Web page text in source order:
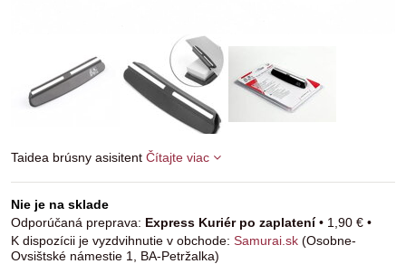
Taidea brúsny asisitent Čítajte viac
Nie je na sklade
Express Kuriér po zaplatení• 1,90 € •
Samurai.sk (Osobne-
Ovsištské námestie 1, BA-Petržalka)